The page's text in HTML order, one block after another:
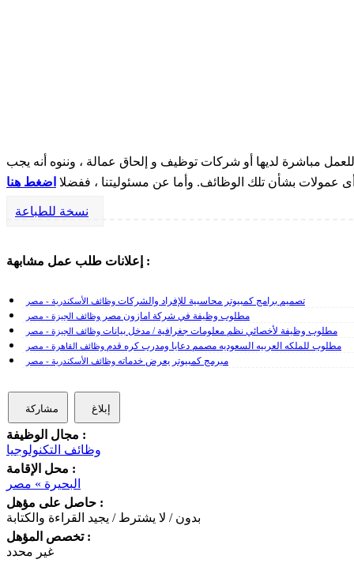
مباشرة لديها أو شركات توظيف و إلحاق عمالة ، وننوه أنه يجب
عمولات بشأن تلك الوظائف. وأما عن مسئوليتنا ، ففضلا اضغط هنا
نسخة للطباعة
إعلانات طلب عمل مشابهة :
تصميم برامج كمبيوتر محاسبية للإفراد والشركات وظائف الأسكندرية - مصر
مطلوب وظيفة في شركة امازون مصر وظائف الجيزة - مصر
مطلوب وظيفة لأخصائي نظم معلومات جغرافية / مدخل بيانات وظائف الجيزة - مصر
مطلوب للملكه العربيه السعوديه مصمم دعايا ومدرب كره قدم وظائف القاهرة - مصر
مبرمج كمبيوتر يعرض خدماته وظائف الأسكندرية - مصر
مشاركة إبلاغ
مجال الوظيفة :
وظائف التكنولوجيا
محل الإقامة :
البحيرة » مصر
حاصل على مؤهل :
بدون / لا يشترط / يجيد القراءة والكتابة
تخصص المؤهل :
غير محدد